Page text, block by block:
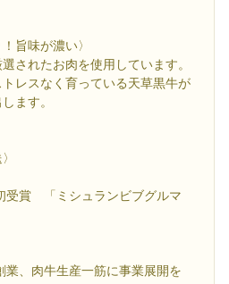
旨味が濃い〉
されたお肉を使用しています。
レスなく育っている天草黒牛が
ます。
賞 「ミシュランビブグルマ
業、肉牛生産一筋に事業展開を